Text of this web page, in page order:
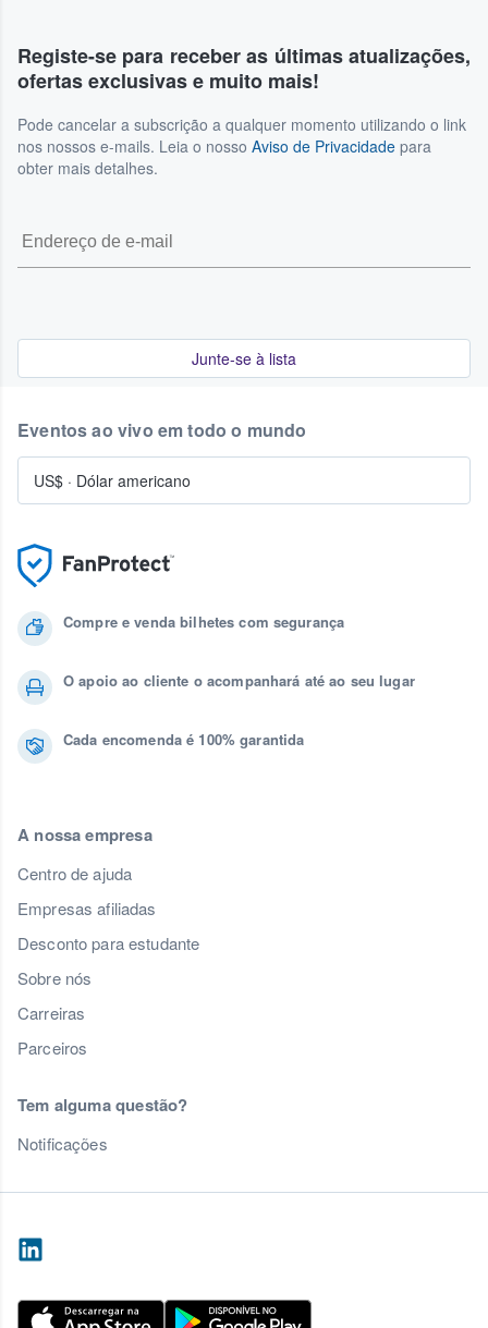
Registe-se para receber as últimas atualizações,
ofertas exclusivas e muito mais!
Pode cancelar a subscrição a qualquer momento utilizando o link
nos nossos e-mails. Leia o nosso Aviso de Privacidade para
obter mais detalhes.
Junte-se à lista
Compre e venda bilhetes com segurança
O apoio ao cliente o acompanhará até ao seu lugar
Cada encomenda é 100% garantida
A nossa empresa
Centro de ajuda
Empresas afiliadas
Desconto para estudante
Sobre nós
Carreiras
Parceiros
Tem alguma questão?
Notificações
Eventos ao vivo em todo o mundo
US$ · Dólar americano